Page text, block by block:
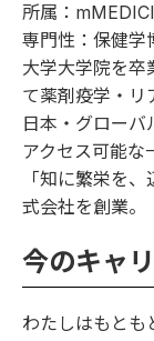
所属：
専門性：保健学
大学大学院を卒
て薬剤疫学・リ
日本・グローバ
アクセス可能な
「知に繁栄を
式会社を創業。
今のキャ
わたしはもとも